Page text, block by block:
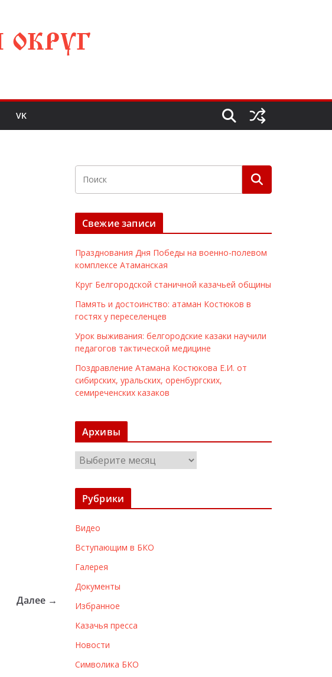
VK
Далее →
Свежие записи
Празднования Дня Победы на военно-полевом
комплексе Атаманская
Круг Белгородской станичной казачьей общины
Память и достоинство: атаман Костюков в
гостях у переселенцев
Урок выживания: белгородские казаки научили
педагогов тактической медицине
Поздравление Атамана Костюкова Е.И. от
сибирских, уральских, оренбургских,
семиреченских казаков
Архивы
р
х
ы
Рубрики
Видео
Вступающим в БКО
Галерея
Документы
Избранное
Казачья пресса
Новости
Символика БКО